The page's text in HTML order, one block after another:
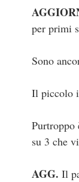
per primi
Sono
Il piccolo
Purtroppo
su 3 che
AGG. Il